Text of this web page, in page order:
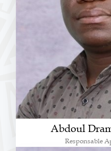
Abdoul
Responsable